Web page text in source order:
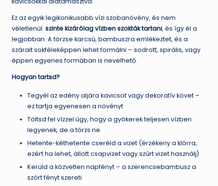
Ez az egyik legikonikusabb vízi szobanövény, és nem
véletlenül: szinte kizárólag vízben szokták tartani, és így él a
legjobban. A törzse karcsú, bambuszra emlékeztet, és a
szárait sokféleképpen lehet formálni – sodrott, spirális, vagy
éppen egyenes formában is nevelhető.
Hogyan tartsd?
Tegyél az edény aljára kavicsot vagy dekoratív követ –
ez tartja egyenesen a növényt
Töltsd fel vízzel úgy, hogy a gyökerek teljesen vízben
legyenek, de a törzs ne
Hetente-kéthetente cseréld a vizet (érzékeny a klórra,
ezért ha lehet, állott csapvizet vagy szűrt vizet használj)
Kerüld a közvetlen napfényt – a szerencsebambusz a
szórt fényt szereti